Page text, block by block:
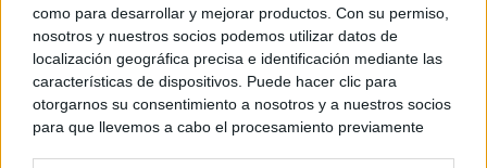
como para desarrollar y mejorar productos. Con su permiso,
nosotros y nuestros socios podemos utilizar datos de
localización geográfica precisa e identificación mediante las
características de dispositivos. Puede hacer clic para
otorgarnos su consentimiento a nosotros y a nuestros socios
para que llevemos a cabo el procesamiento previamente